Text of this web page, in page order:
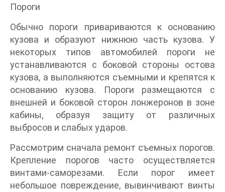
Пороги
Обычно пороги привариваются к основанию
кузова и образуют нижнюю часть кузова. У
некоторых типов автомобилей пороги не
устанавливаются с боковой стороны остова
кузова, а выполняются съемными и крепятся к
основанию кузова. Пороги размещаются с
внешней и боковой сторон лонжеронов в зоне
кабины, образуя защиту от различных
выбросов и слабых ударов.
Рассмотрим сначала ремонт съемных порогов.
Крепление порогов часто осуществляется
винтами-саморезами. Если порог имеет
небольшое повреждение, вывинчивают винты